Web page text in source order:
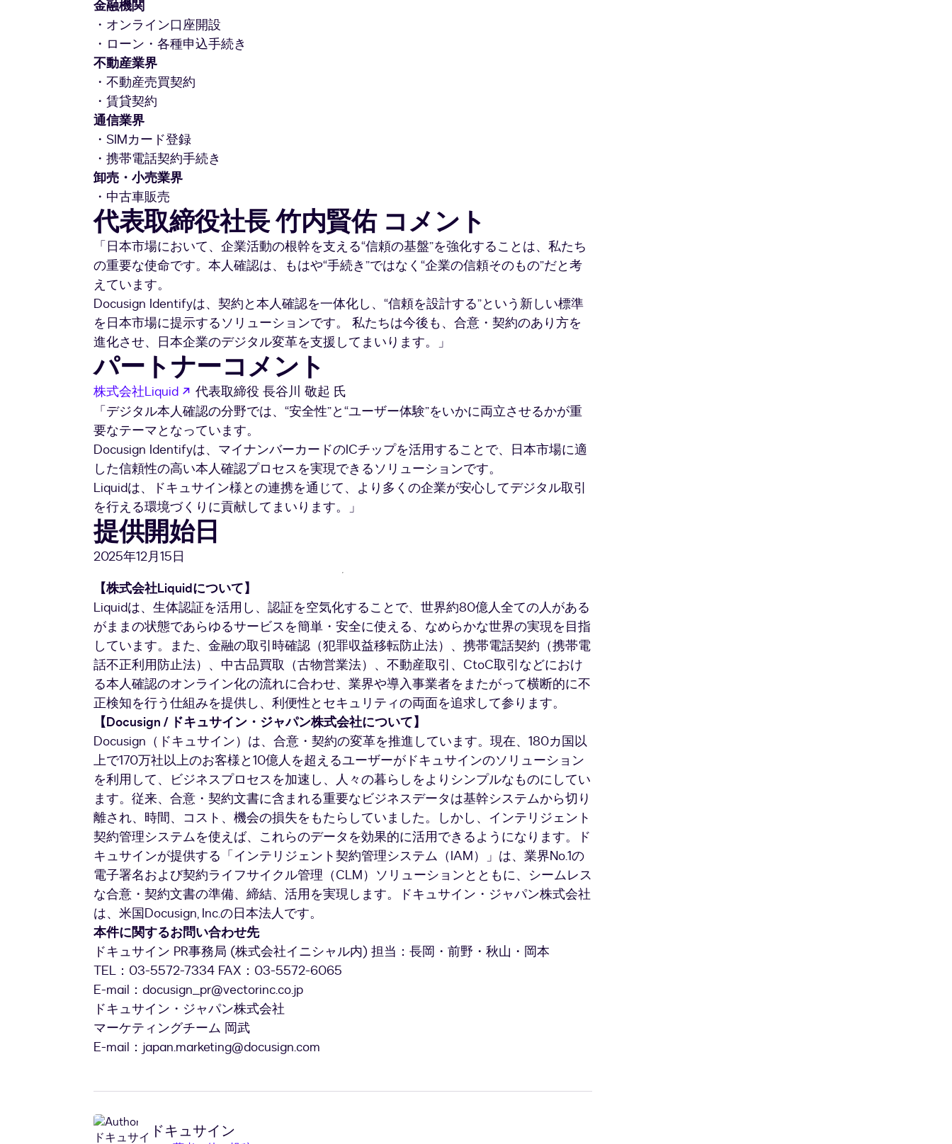
・オンライン口座開設
・ローン・各種申込手続き
・不動産売買契約
・賃貸契約
・SIMカード登録
・携帯電話契約手続き
・中古車販売
代表取締役社長 竹内賢佑 コメント
「日本市場において、企業活動の根幹を支える“信頼の基盤”を強化することは、私たち
の重要な使命です。本人確認は、もはや“手続き”ではなく“企業の信頼そのもの”だと考
えています。
Docusign Identifyは、契約と本人確認を一体化し、“信頼を設計する”という新しい標準
を日本市場に提示するソリューションです。 私たちは今後も、合意・契約のあり方を
進化させ、日本企業のデジタル変革を支援してまいります。」
パートナーコメント
株式会社Liquid 新しいタブで開く
代表取締役 長谷川 敬起 氏
「デジタル本人確認の分野では、“安全性”と“ユーザー体験”をいかに両立させるかが重
要なテーマとなっています。
Docusign Identifyは、マイナンバーカードのICチップを活用することで、日本市場に適
した信頼性の高い本人確認プロセスを実現できるソリューションです。
Liquidは、ドキュサイン様との連携を通じて、より多くの企業が安心してデジタル取引
を行える環境づくりに貢献してまいります。」
提供開始日
2025年12月15日
【株式会社Liquidについて】
Liquidは、生体認証を活用し、認証を空気化することで、世界約80億人全ての人がある
がままの状態であらゆるサービスを簡単・安全に使える、なめらかな世界の実現を目指
しています。また、金融の取引時確認（犯罪収益移転防止法）、携帯電話契約（携帯電
話不正利用防止法）、中古品買取（古物営業法）、不動産取引、CtoC取引などにおけ
る本人確認のオンライン化の流れに合わせ、業界や導入事業者をまたがって横断的に不
正検知を行う仕組みを提供し、利便性とセキュリティの両面を追求して参ります。
【Docusign / ドキュサイン・ジャパン株式会社について】
Docusign（ドキュサイン）は、合意・契約の変革を推進しています。現在、180カ国以
上で170万社以上のお客様と10億人を超えるユーザーがドキュサインのソリューション
を利用して、ビジネスプロセスを加速し、人々の暮らしをよりシンプルなものにしてい
ます。従来、合意・契約文書に含まれる重要なビジネスデータは基幹システムから切り
離され、時間、コスト、機会の損失をもたらしていました。しかし、インテリジェント
契約管理システムを使えば、これらのデータを効果的に活用できるようになります。ド
キュサインが提供する「インテリジェント契約管理システム（IAM）」は、業界No.1の
電子署名および契約ライフサイクル管理（CLM）ソリューションとともに、シームレス
な合意・契約文書の準備、締結、活用を実現します。ドキュサイン・ジャパン株式会社
は、米国Docusign, Inc.の日本法人です。
本件に関するお問い合わせ先
ドキュサイン PR事務局 (株式会社イニシャル内) 担当：長岡・前野・秋山・岡本
TEL：03-5572-7334 FAX：03-5572-6065
E-mail：docusign_pr@vectorinc.co.jp
ドキュサイン・ジャパン株式会社
マーケティングチーム 岡武
E-mail： japan.marketing@docusign.com
ドキュサイン